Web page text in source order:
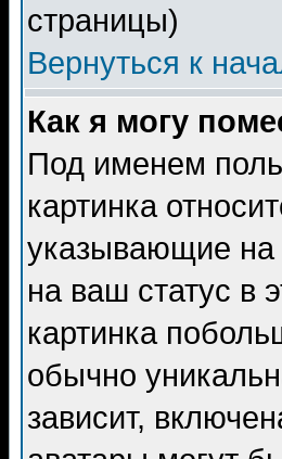
страницы)
Вернуться к
Как я могу
Под именем
картинка
указывающие на
на ваш статус в
картинка
обычно
зависит,